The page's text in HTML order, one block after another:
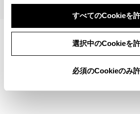
すべてのCookieを
選択中のCookieを
必須のCookieのみ
©1995-2026 TOYOTA MOTOR CORPORATION. ALL